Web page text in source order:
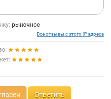
рыночное
Все отзывы с этого IP адреса
Ответить